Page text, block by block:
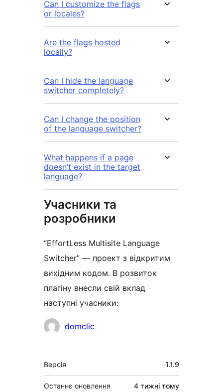
Can I customize the flags
or locales?
Are the flags hosted
locally?
Can I hide the language
switcher completely?
Can I change the position
of the language switcher?
What happens if a page
doesn’t exist in the target
language?
Учасники та
розробники
“EffortLess Multisite Language
Switcher” — проект з відкритим
вихідним кодом. В розвиток
плагіну внесли свій вклад
наступні учасники:
Учасникиdomclic
Мета
Версія 1.1.9
Останнє оновлення 4 тижні тому